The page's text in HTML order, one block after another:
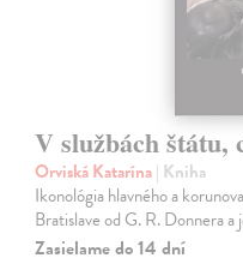
V službách
Orviská Katarína| Kniha
Ikonológia hlavného a
Bratislave od G. R. Donnera
Zasielame do 14 dní